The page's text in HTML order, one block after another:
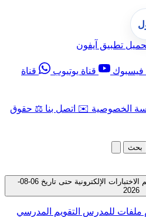
تطبيق آيفون
قناة يوتيوب
قناة
الخصوصية ✉️ اتصل بنا ⚖️ حقوق
بحث
جميع الملفات المتوفرة في قسم الاختبارات الإلكترونية حتى تاريخ 06-08-
2026
ملفات للمدرس التقويم المدرسي